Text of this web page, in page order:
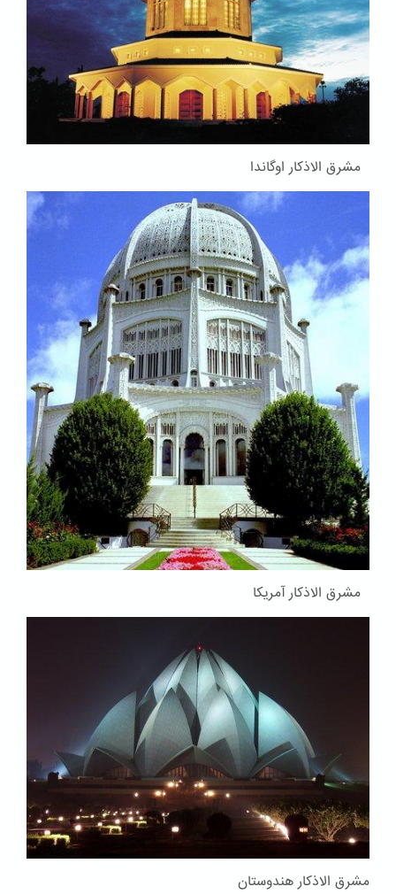
مشرق الاذکار اوگاندا
مشرق الاذکار آمریکا
مشرق الاذکار هندوستان